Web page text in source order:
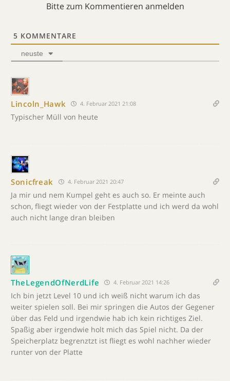
Bitte zum Kommentieren anmelden
5 KOMMENTARE
neuste
Lincoln_Hawk 4. Februar 2021 21:08
Typischer Müll von heute
Sonicfreak 4. Februar 2021 20:47
Ja mir und nem Kumpel geht es auch so. Er meinte auch
schon, fliegt wieder von der Festplatte und ich werd da wohl
auch nicht lange dran bleiben
TheLegendOfNerdLife 4. Februar 2021 14:26
Ich bin jetzt Level 10 und ich weiß nicht warum ich das
weiter spielen soll. Bei mir springen die Autos der Gegener
über das Feld und irgendwie hab ich kein richtiges Ziel.
Spaßig aber irgendwie holt mich das Spiel nicht. Da der
Speicherplatz begrenztzt ist fliegt es wohl nachher wieder
runter von der Platte